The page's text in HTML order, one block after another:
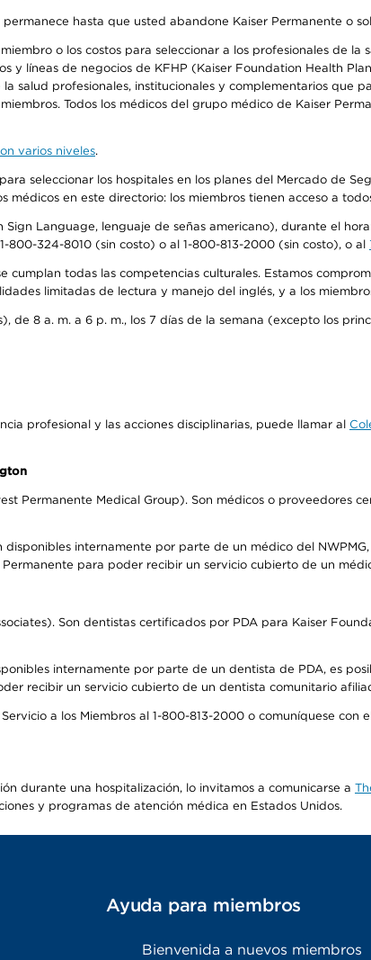
hasta que usted abandone Kaiser Permanente o
o los costos para seleccionar a los profesionales de
y líneas de negocios de KFHP (Kaiser Foundation Health
salud profesionales, institucionales y complementarios que
Todos los médicos del grupo médico de Kaiser
varios niveles.
seleccionar los hospitales en los planes del Mercado de
en este directorio: los miembros tienen acceso a
Language, lenguaje de señas americano), durante el
800-324-8010 (sin costo) o al 1-800-813-2000 (sin costo), o al
todas las competencias culturales. Estamos
limitadas de lectura y manejo del inglés, y a los
de 8 a. m. a 6 p. m., los 7 días de la semana (excepto los
profesional y las acciones disciplinarias, puede llamar al
Permanente Medical Group). Son médicos o proveedores
internamente por parte de un médico del
para poder recibir un servicio cubierto de un
Son dentistas certificados por PDA para Kaiser
internamente por parte de un dentista de PDA, es
recibir un servicio cubierto de un dentista comunitario
a los Miembros al 1-800-813-2000 o comuníquese con
durante una hospitalización, lo invitamos a comunicarse a
y programas de atención médica en Estados Unidos.
Ayuda para miembros
Bienvenida a nuevos miembros